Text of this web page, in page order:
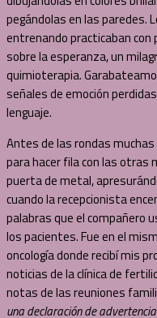
pegándolas en las paredes.
entrenando practicaban
sobre la esperanza, un
quimioterapia.
señales de emoción
lenguaje.
Antes de las rondas
para hacer fila con las
puerta de metal,
cuando la recepcionista
palabras que el compañero
los pacientes. Fue en el
oncología donde recibí mis
noticias de la clínica de
notas de las reuniones
una declaración de